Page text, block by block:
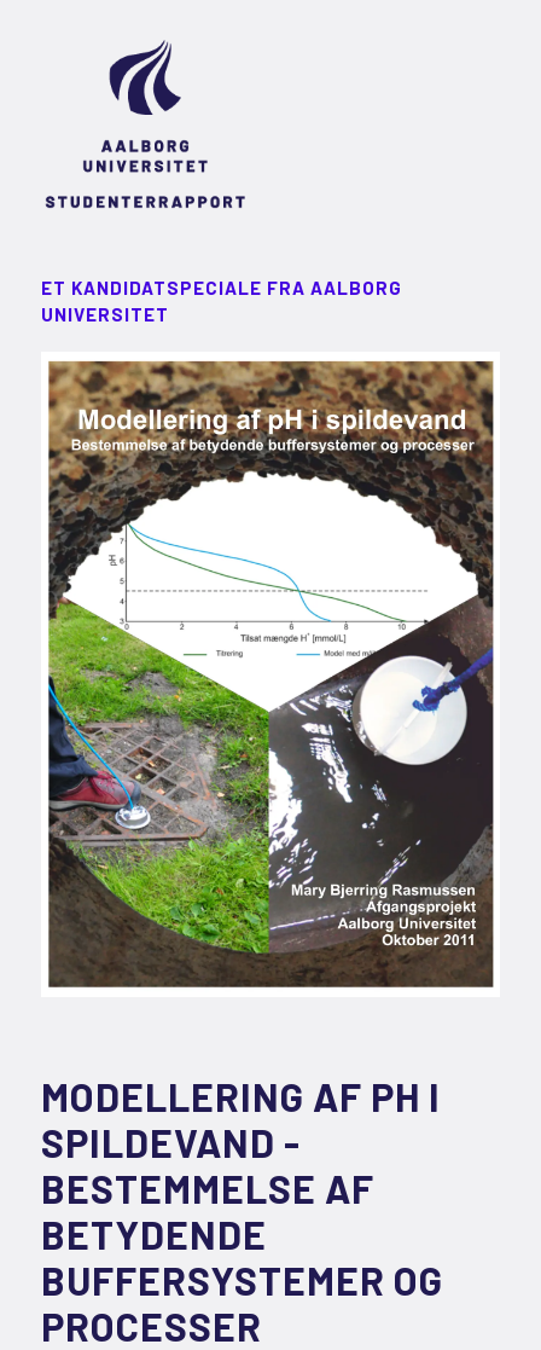
ET KANDIDATSPECIALE FRA AALBORG
UNIVERSITET
MODELLERING AF PH I
SPILDEVAND -
BESTEMMELSE AF
BETYDENDE
BUFFERSYSTEMER OG
PROCESSER